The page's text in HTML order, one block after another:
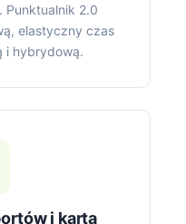
Punktualnik 2.0
elastyczny czas
i hybrydową.
i karta